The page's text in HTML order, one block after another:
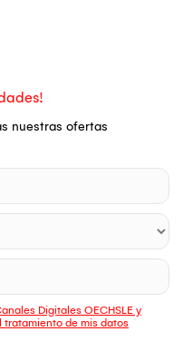
nuestras ofertas
Digitales OECHSLE y
de mis datos